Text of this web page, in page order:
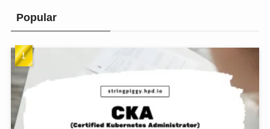
Popular